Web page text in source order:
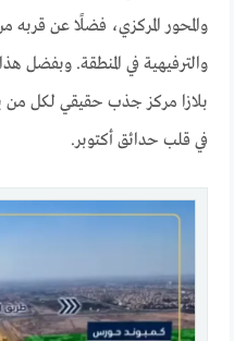
والمحور المركزي، فضلًا عن قربه
والترفيهية في المنطقة. وبفضل
بلازا مركز جذب حقيقي لكل
في قلب حدائق أكتوبر.